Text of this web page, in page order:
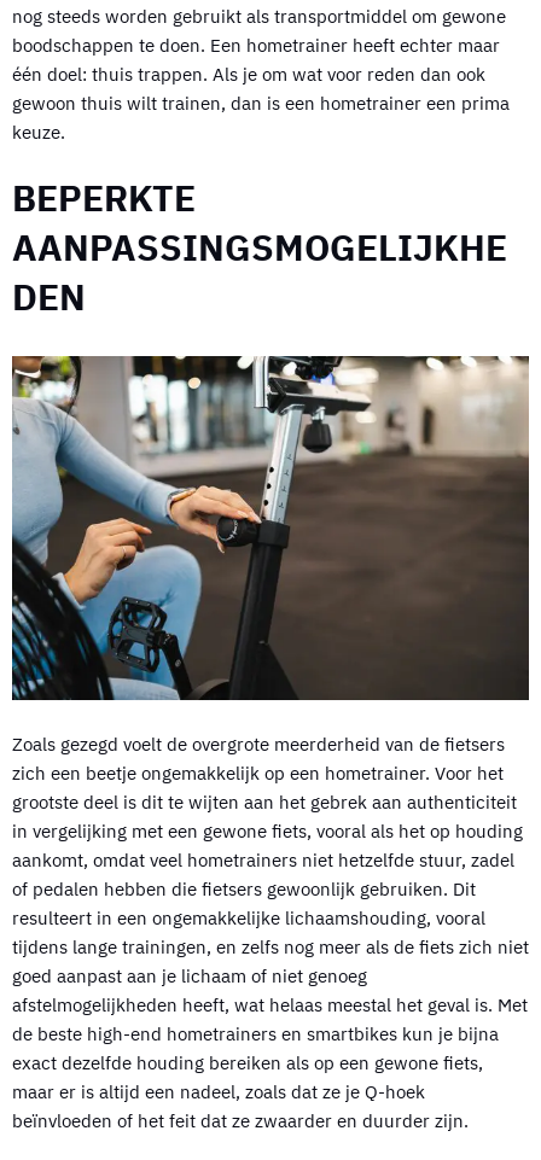
nog steeds worden gebruikt als transportmiddel om gewone
boodschappen te doen. Een hometrainer heeft echter maar
één doel: thuis trappen. Als je om wat voor reden dan ook
gewoon thuis wilt trainen, dan is een hometrainer een prima
keuze.
BEPERKTE
AANPASSINGSMOGELIJKHE
DEN
Zoals gezegd voelt de overgrote meerderheid van de fietsers
zich een beetje ongemakkelijk op een hometrainer. Voor het
grootste deel is dit te wijten aan het gebrek aan authenticiteit
in vergelijking met een gewone fiets, vooral als het op houding
aankomt, omdat veel hometrainers niet hetzelfde stuur, zadel
of pedalen hebben die fietsers gewoonlijk gebruiken. Dit
resulteert in een ongemakkelijke lichaamshouding, vooral
tijdens lange trainingen, en zelfs nog meer als de fiets zich niet
goed aanpast aan je lichaam of niet genoeg
afstelmogelijkheden heeft, wat helaas meestal het geval is. Met
de beste high-end hometrainers en smartbikes kun je bijna
exact dezelfde houding bereiken als op een gewone fiets,
maar er is altijd een nadeel, zoals dat ze je Q-hoek
beïnvloeden of het feit dat ze zwaarder en duurder zijn.